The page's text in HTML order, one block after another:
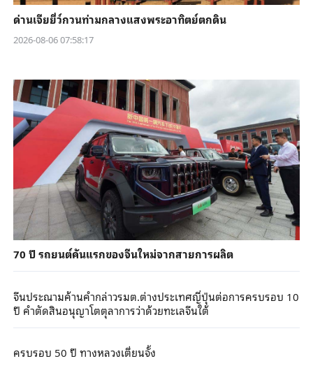
ด่านเจียยี่ว์กวนท่ามกลางแสงพระอาทิตย์ตกดิน
2026-08-06 07:58:17
70 ปี รถยนต์คันแรกของจีนใหม่จากสายการผลิต
จีนประณามค้านคำกล่าวรมต.ต่างประเทศญี่ปุ่นต่อการครบรอบ 10
ปี คำตัดสินอนุญาโตตุลาการว่าด้วยทะเลจีนใต้
ครบรอบ 50 ปี ทางหลวงเตี่ยนจั้ง